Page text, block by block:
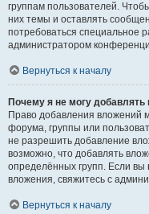
группам пользователей.
них темы и оставлять
потребоваться специальное
администратором
Вернуться к началу
Почему я не могу добавлять
Право добавления вложений
форума, группы или
не разрешить добавление
возможно, что добавлять
определённых групп. Если вы
вложения, свяжитесь с
Вернуться к началу